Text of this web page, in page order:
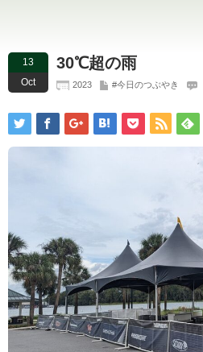
13
Oct
30℃超の雨
2023 #今日のつぶやき